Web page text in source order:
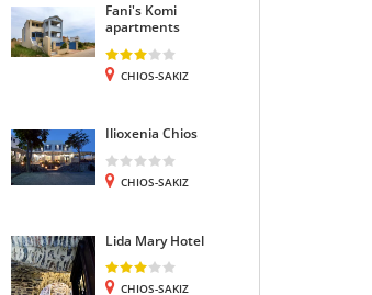
Fani's Komi
apartments
CHIOS-SAKIZ
Ilioxenia Chios
CHIOS-SAKIZ
Lida Mary Hotel
CHIOS-SAKIZ